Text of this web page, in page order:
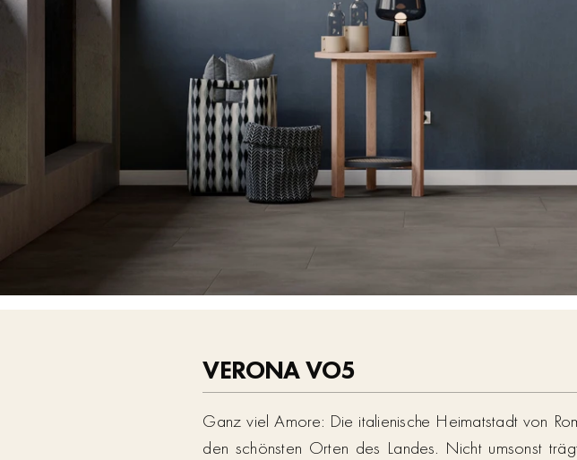
VERONA VO5
Ganz viel Amore: Die italienische Heimatstadt von
den schönsten Orten des Landes. Nicht umsonst